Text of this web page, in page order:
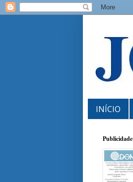
INÍCIO
Publicidade